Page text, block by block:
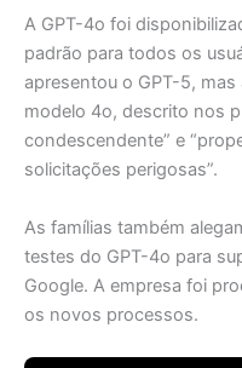
A GPT-4o foi
padrão para todos os
apresentou o GPT-5,
modelo 4o, descrito nos
condescendente” e
solicitações perigosas”.
As famílias também
testes do GPT-4o para
Google. A empresa foi
os novos processos.